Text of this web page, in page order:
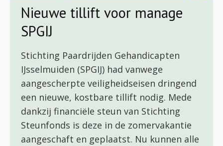
Nieuwe tillift voor manage
SPGIJ
Stichting Paardrijden Gehandicapten
IJsselmuiden (SPGIJ) had vanwege
aangescherpte veiligheidseisen dringend
een nieuwe, kostbare tillift nodig. Mede
dankzij financiële steun van Stichting
Steunfonds is deze in de zomervakantie
aangeschaft en geplaatst. Nu kunnen alle